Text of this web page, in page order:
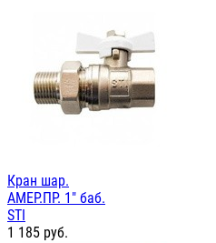
Кран шар.
АМЕР.ПР. 1" баб.
STI
1 185 руб.